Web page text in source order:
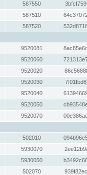
587550
587510
587520
9520081
9520060
9520020
9520030
9520040
9520050
9520070
502010
5930070
5930050
502070